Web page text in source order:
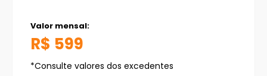
Valor mensal:
R$ 599
*Consulte valores dos excedentes